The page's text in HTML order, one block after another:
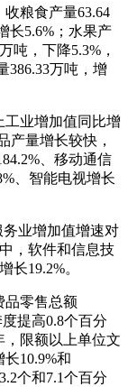
粮食产量63.64
长5.6%；水果产
吨，下降5.3%，
386.33万吨，增
工业增加值同比增
产量增长较快，
、移动通信
、智能电视增长
务业增加值增速对
，软件和信息技
长19.2%。
品零售总额
提高0.8个百分
，限额以上单位文
10.9%和
个和7.1个百分